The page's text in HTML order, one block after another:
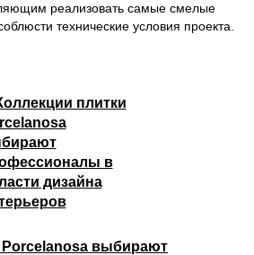
реализовать самые смелые
технические условия проекта.
Porcelanosa выбирают